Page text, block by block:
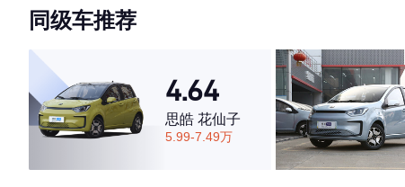
4.73
·外观表现较为优秀，优于66%同级车
·内饰表现较为优秀，优于80%同级车
·空间表现较为优秀，优于66%同级车
同级车推荐
4.64
思皓 花仙子
5.99-7.49万